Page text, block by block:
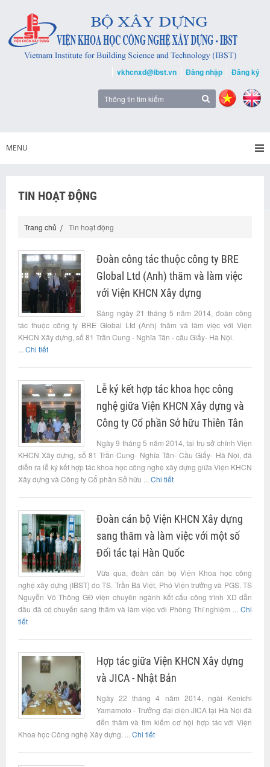
vkhcnxd@ibst.vn Đăng nhập Đăng ký
MENU
TIN HOẠT ĐỘNG
Trang chủ Tin hoạt động
Đoàn công tác thuộc công ty BRE
Global Ltd (Anh) thăm và làm việc
với Viện KHCN Xây dựng
Sáng ngày 21 tháng 5 năm 2014, đoàn công
tác thuộc công ty BRE Global Ltd (Anh) thăm và làm việc với Viện
KHCN Xây dựng, số 81 Trần Cung - Nghĩa Tân - cầu Giấy- Hà Nội.
... Chi tiết
Lễ ký kết hợp tác khoa học công
nghệ giữa Viện KHCN Xây dựng và
Công ty Cổ phần Sở hữu Thiên Tân
Ngày 9 tháng 5 năm 2014, tại trụ sở chính Viện
KHCN Xây dựng, số 81 Trần Cung- Nghĩa Tân- Cầu Giấy- Hà Nội, đã
diễn ra lễ ký kết hợp tác khoa học công nghệ xây dựng giữa Viện KHCN
Xây dựng và Công ty Cổ phần Sở hữu ... Chi tiết
Đoàn cán bộ Viện KHCN Xây dựng
sang thăm và làm việc với một số
Đối tác tại Hàn Quốc
Vừa qua, đoàn cán bộ Viện Khoa học công
nghệ xây dựng (IBST) do TS. Trần Bá Việt, Phó Viện trưởng và PGS. TS
Nguyễn Võ Thông GĐ viện chuyên ngành kết cấu công trình XD dẫn
đầu đã có chuyến sang thăm và làm việc với Phòng Thí nghiệm ... Chi
tiết
Hợp tác giữa Viện KHCN Xây dựng
và JICA - Nhật Bản
Ngày 22 tháng 4 năm 2014, ngài Kenichi
Yamamoto - Trưởng đại diện JICA tại Hà Nội đã
đến thăm và tìm kiếm cơ hội hợp tác với Viện
Khoa học Công nghệ Xây dựng. ... Chi tiết